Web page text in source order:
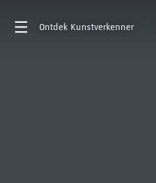
Ontdek Kunstverkenner